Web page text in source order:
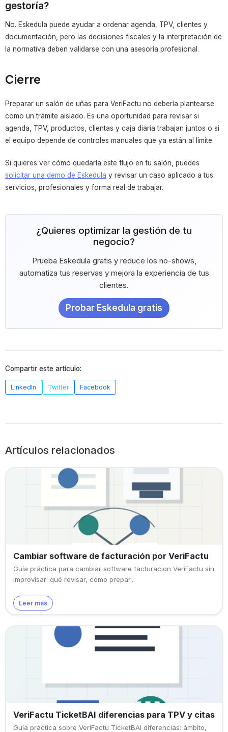
gestoría?
No. Eskedula puede ayudar a ordenar agenda, TPV, clientes y
documentación, pero las decisiones fiscales y la interpretación de
la normativa deben validarse con una asesoría profesional.
Cierre
Preparar un salón de uñas para VeriFactu no debería plantearse
como un trámite aislado. Es una oportunidad para revisar si
agenda, TPV, productos, clientas y caja diaria trabajan juntos o si
el equipo depende de controles manuales que ya están al límite.
Si quieres ver cómo quedaría este flujo en tu salón, puedes
solicitar una demo de Eskedula y revisar un caso aplicado a tus
servicios, profesionales y forma real de trabajar.
¿Quieres optimizar la gestión de tu
negocio?
Prueba Eskedula gratis y reduce los no-shows,
automatiza tus reservas y mejora la experiencia de tus
clientes.
Probar Eskedula gratis
Compartir este artículo:
LinkedIn Twitter Facebook
Artículos relacionados
Cambiar software de facturación por VeriFactu
Guía práctica para cambiar software facturacion VeriFactu sin
improvisar: qué revisar, cómo prepar...
Leer más
VeriFactu TicketBAI diferencias para TPV y citas
Guía práctica sobre VeriFactu TicketBAI diferencias: ámbito,